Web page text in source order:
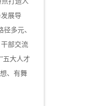
展导
径多元、
干部交流
五大人才
、有舞